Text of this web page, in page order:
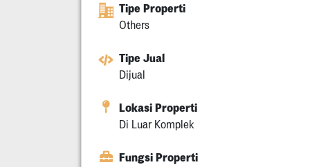
Tipe Properti
Others
Tipe Jual
Dijual
Lokasi Properti
Di Luar Komplek
Fungsi Properti